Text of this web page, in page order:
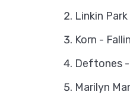
Linkin
Korn -
Deftones -
Marilyn